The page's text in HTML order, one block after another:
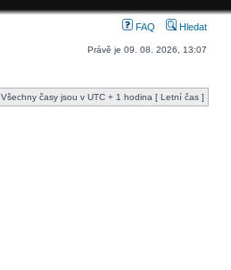
FAQ Hledat
Právě je 09. 08. 2026, 13:07
Všechny časy jsou v UTC + 1 hodina [ Letní čas ]